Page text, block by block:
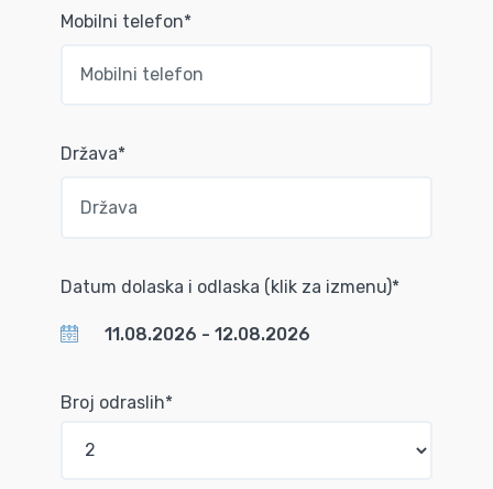
Mobilni telefon*
Država*
Datum dolaska i odlaska (klik za izmenu)*
Broj odraslih*